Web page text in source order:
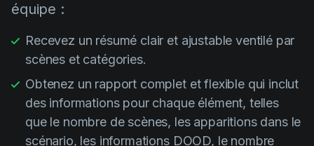
équipe :
Recevez un résumé clair et ajustable ventilé par
scènes et catégories.
Obtenez un rapport complet et flexible qui inclut
des informations pour chaque élément, telles
que le nombre de scènes, les apparitions dans le
scénario, les informations DOOD, le nombre